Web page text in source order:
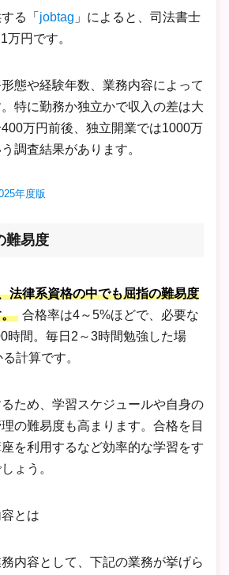
る「 jobtag 」によると、司法書士
万円です。
態や経験年数、業務内容によって
特に勤務か独立かで収入の差は大
万円前後、独立開業では1000万
調査結果があります。
年度版
難易度
法律系資格の中でも屈指の難易度
合格率は4～5%ほどで、必要な
時間。毎日2～3時間勉強した場
計算です。
ため、学習スケジュールや自身の
の難易度も高まります。合格を目
を利用するなど効率的な学習をす
ょう。
とは
内容として、下記の業務が挙げら